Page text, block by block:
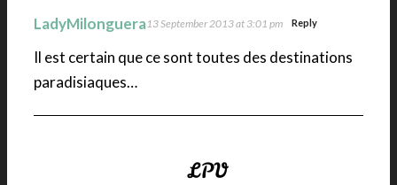
LadyMilonguera13 September 2013 at 3:01 pm Reply
Il est certain que ce sont toutes des destinations
paradisiaques…